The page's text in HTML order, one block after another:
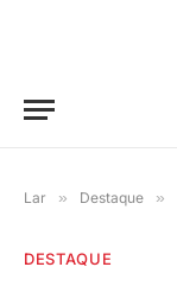
Lar » Destaque »
DESTAQUE